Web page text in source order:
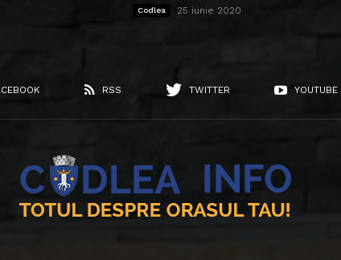
Codlea 25 iunie 2020
RSS TWITTER YOUTUBE